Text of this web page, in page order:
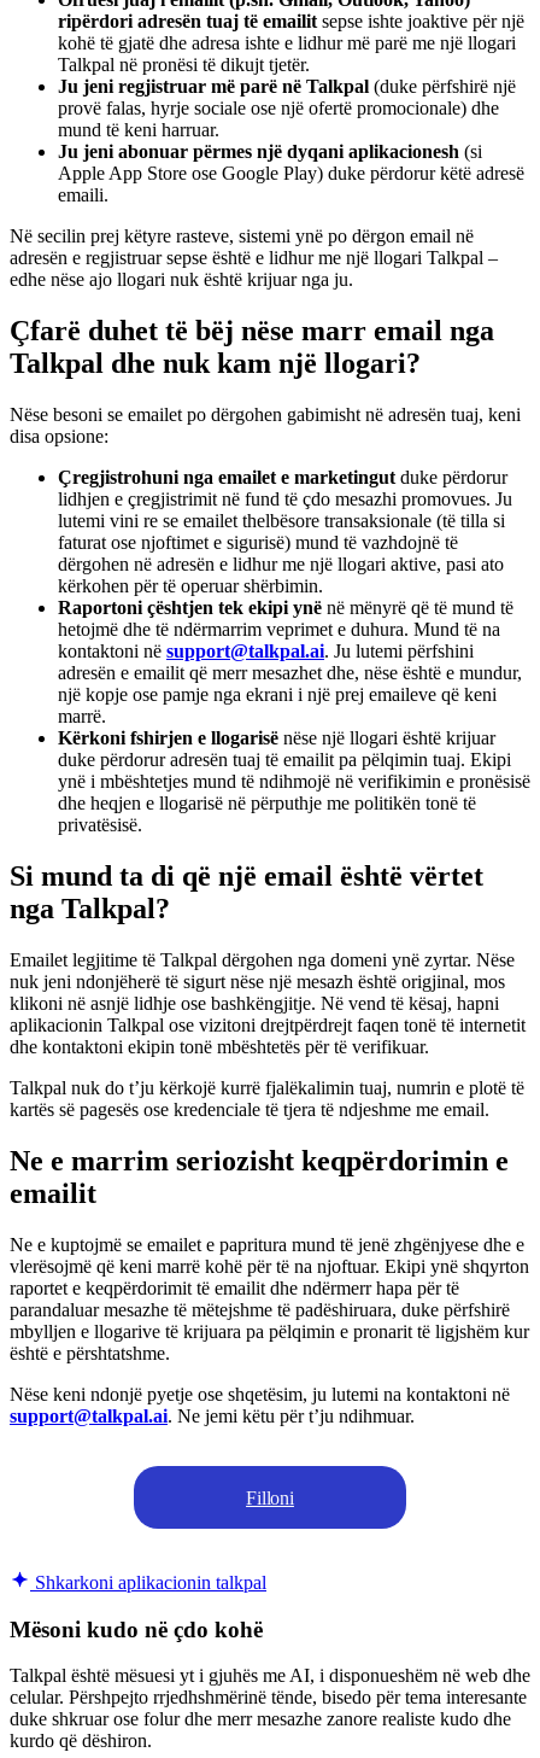
ripërdori adresën tuaj të emailitsepse ishte joaktive për një
kohë të gjatë dhe adresa ishte e lidhur më parë me një llogari
Talkpal në pronësi të dikujt tjetër.
Ju jeni regjistruar më parë në Talkpal (duke përfshirë një
provë falas, hyrje sociale ose një ofertë promocionale) dhe
mund të keni harruar.
Ju jeni abonuar përmes një dyqani aplikacionesh (si
Apple App Store ose Google Play) duke përdorur këtë adresë
emaili.
Në secilin prej këtyre rasteve, sistemi ynë po dërgon email në
adresën e regjistruar sepse është e lidhur me një llogari Talkpal –
edhe nëse ajo llogari nuk është krijuar nga ju.
Çfarë duhet të bëj nëse marr email nga
Talkpal dhe nuk kam një llogari?
Nëse besoni se emailet po dërgohen gabimisht në adresën tuaj, keni
disa opsione:
Çregjistrohuni nga emailet e marketingut duke përdorur
lidhjen e çregjistrimit në fund të çdo mesazhi promovues. Ju
lutemi vini re se emailet thelbësore transaksionale (të tilla si
faturat ose njoftimet e sigurisë) mund të vazhdojnë të
dërgohen në adresën e lidhur me një llogari aktive, pasi ato
kërkohen për të operuar shërbimin.
Raportoni çështjen tek ekipi ynë në mënyrë që të mund të
hetojmë dhe të ndërmarrim veprimet e duhura. Mund të na
kontaktoni në support@talkpal.ai. Ju lutemi përfshini
adresën e emailit që merr mesazhet dhe, nëse është e mundur,
një kopje ose pamje nga ekrani i një prej emaileve që keni
marrë.
Kërkoni fshirjen e llogarisë nëse një llogari është krijuar
duke përdorur adresën tuaj të emailit pa pëlqimin tuaj. Ekipi
ynë i mbështetjes mund të ndihmojë në verifikimin e pronësisë
dhe heqjen e llogarisë në përputhje me politikën tonë të
privatësisë.
Si mund ta di që një email është vërtet
nga Talkpal?
Emailet legjitime të Talkpal dërgohen nga domeni ynë zyrtar. Nëse
nuk jeni ndonjëherë të sigurt nëse një mesazh është origjinal, mos
klikoni në asnjë lidhje ose bashkëngjitje. Në vend të kësaj, hapni
aplikacionin Talkpal ose vizitoni drejtpërdrejt faqen tonë të internetit
dhe kontaktoni ekipin tonë mbështetës për të verifikuar.
Talkpal nuk do t’ju kërkojë kurrë fjalëkalimin tuaj, numrin e plotë të
kartës së pagesës ose kredenciale të tjera të ndjeshme me email.
Ne e marrim seriozisht keqpërdorimin e
emailit
Ne e kuptojmë se emailet e papritura mund të jenë zhgënjyese dhe e
vlerësojmë që keni marrë kohë për të na njoftuar. Ekipi ynë shqyrton
raportet e keqpërdorimit të emailit dhe ndërmerr hapa për të
parandaluar mesazhe të mëtejshme të padëshiruara, duke përfshirë
mbylljen e llogarive të krijuara pa pëlqimin e pronarit të ligjshëm kur
është e përshtatshme.
Nëse keni ndonjë pyetje ose shqetësim, ju lutemi na kontaktoni në
support@talkpal.ai. Ne jemi këtu për t’ju ndihmuar.
Filloni
Shkarkoni aplikacionin talkpal
Mësoni kudo në çdo kohë
Talkpal është mësuesi yt i gjuhës me AI, i disponueshëm në web dhe
celular. Përshpejto rrjedhshmërinë tënde, bisedo për tema interesante
duke shkruar ose folur dhe merr mesazhe zanore realiste kudo dhe
kurdo që dëshiron.